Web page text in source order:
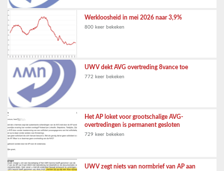
Werkloosheid in mei 2026 naar 3,9%
800 keer bekeken
UWV dekt AVG overtreding 8vance toe
772 keer bekeken
Het AP loket voor grootschalige AVG-
overtredingen is permanent gesloten
729 keer bekeken
UWV zegt niets van normbrief van AP aan